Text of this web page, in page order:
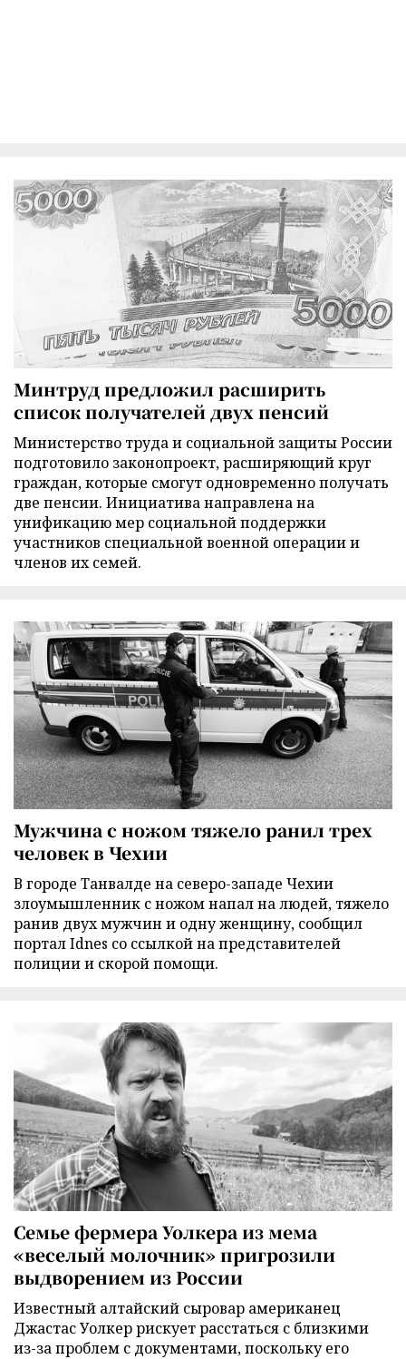
Минтруд предложил расширить
список получателей двух пенсий
Министерство труда и социальной защиты России
подготовило законопроект, расширяющий круг
граждан, которые смогут одновременно получать
две пенсии. Инициатива направлена на
унификацию мер социальной поддержки
участников специальной военной операции и
членов их семей.
Мужчина с ножом тяжело ранил трех
человек в Чехии
В городе Танвалде на северо-западе Чехии
злоумышленник с ножом напал на людей, тяжело
ранив двух мужчин и одну женщину, сообщил
портал Idnes со ссылкой на представителей
полиции и скорой помощи.
Семье фермера Уолкера из мема
«веселый молочник» пригрозили
выдворением из России
Известный алтайский сыровар американец
Джастас Уолкер рискует расстаться с близкими
из-за проблем с документами, поскольку его